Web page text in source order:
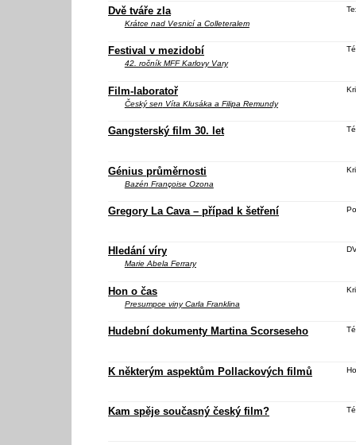
Dvě tváře zla
Krátce nad Vesnicía Colleteralem
Festival v mezidobí
42. ročník MFF Karlovy Vary
Film-laboratoř
Český sen Víta Klusáka a Filipa Remundy
Gangsterský film 30. let
Génius průměrnosti
Bazén Françoise Ozona
Gregory La Cava – případ k šetření
Hledání víry
MarieAbela Ferrary
Hon o čas
Presumpce vinyCarla Franklina
Hudební dokumenty Martina Scorseseho
K některým aspektům Pollackových filmů
Kam spěje současný český film?